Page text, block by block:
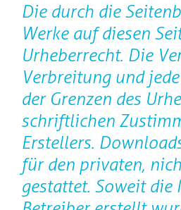
Die durch die
Werke auf diesen
Urheberrecht. Die
Verbreitung und
der Grenzen des
schriftlichen
Erstellers.
für den privaten,
gestattet. Soweit